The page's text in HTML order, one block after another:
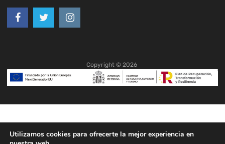
Copyright © 2026
Utilizamos cookies para ofrecerte la mejor experiencia en